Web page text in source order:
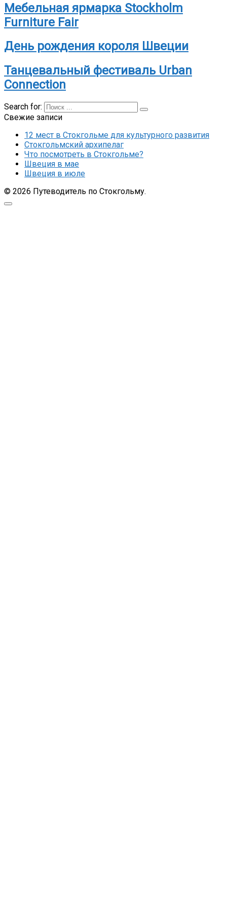
Мебельная ярмарка Stockholm
Furniture Fair
День рождения короля Швеции
Танцевальный фестиваль Urban
Connection
Search for:
Свежие записи
12 мест в Стокгольме для культурного развития
Стокгольмский архипелаг
Что посмотреть в Стокгольме?
Швеция в мае
Швеция в июле
© 2026 Путеводитель по Стокгольму.